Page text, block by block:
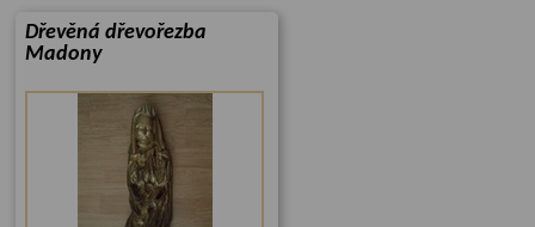
Dřevěná dřevořezba
Madony